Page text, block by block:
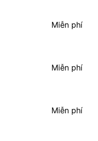
Miễn phí
Miễn phí
Miễn phí